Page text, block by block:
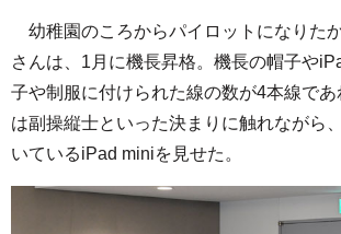
幼稚園のころからパイロットになりたか
さんは、1月に機長昇格。機長の帽子や
子や制服に付けられた線の数が4本線で
は副操縦士といった決まりに触れながら
いているiPad miniを見せた。